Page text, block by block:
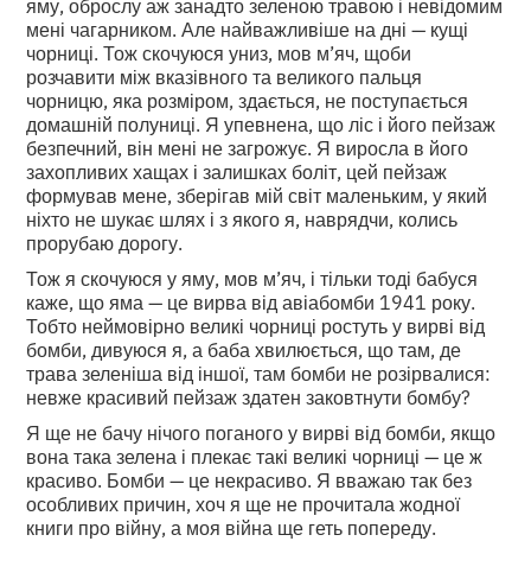
мені чагарником. Але найважливіше на дні — кущі
чорниці. Тож скочуюся униз, мов м’яч, щоби
розчавити між вказівного та великого пальця
чорницю, яка розміром, здається, не поступається
домашній полуниці. Я упевнена, що ліс і його пейзаж
безпечний, він мені не загрожує. Я виросла в його
захопливих хащах і залишках боліт, цей пейзаж
формував мене, зберігав мій світ маленьким, у який
ніхто не шукає шлях і з якого я, наврядчи, колись
прорубаю дорогу.
Тож я скочуюся у яму, мов м’яч, і тільки тоді бабуся
каже, що яма — це вирва від авіабомби 1941 року.
Тобто неймовірно великі чорниці ростуть у вирві від
бомби, дивуюся я, а баба хвилюється, що там, де
трава зеленіша від іншої, там бомби не розірвалися:
невже красивий пейзаж здатен заковтнути бомбу?
Я ще не бачу нічого поганого у вирві від бомби, якщо
вона така зелена і плекає такі великі чорниці — це ж
красиво. Бомби — це некрасиво. Я вважаю так без
особливих причин, хоч я ще не прочитала жодної
книги про війну, а моя війна ще геть попереду.